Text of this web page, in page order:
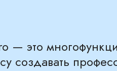
— это
создавать